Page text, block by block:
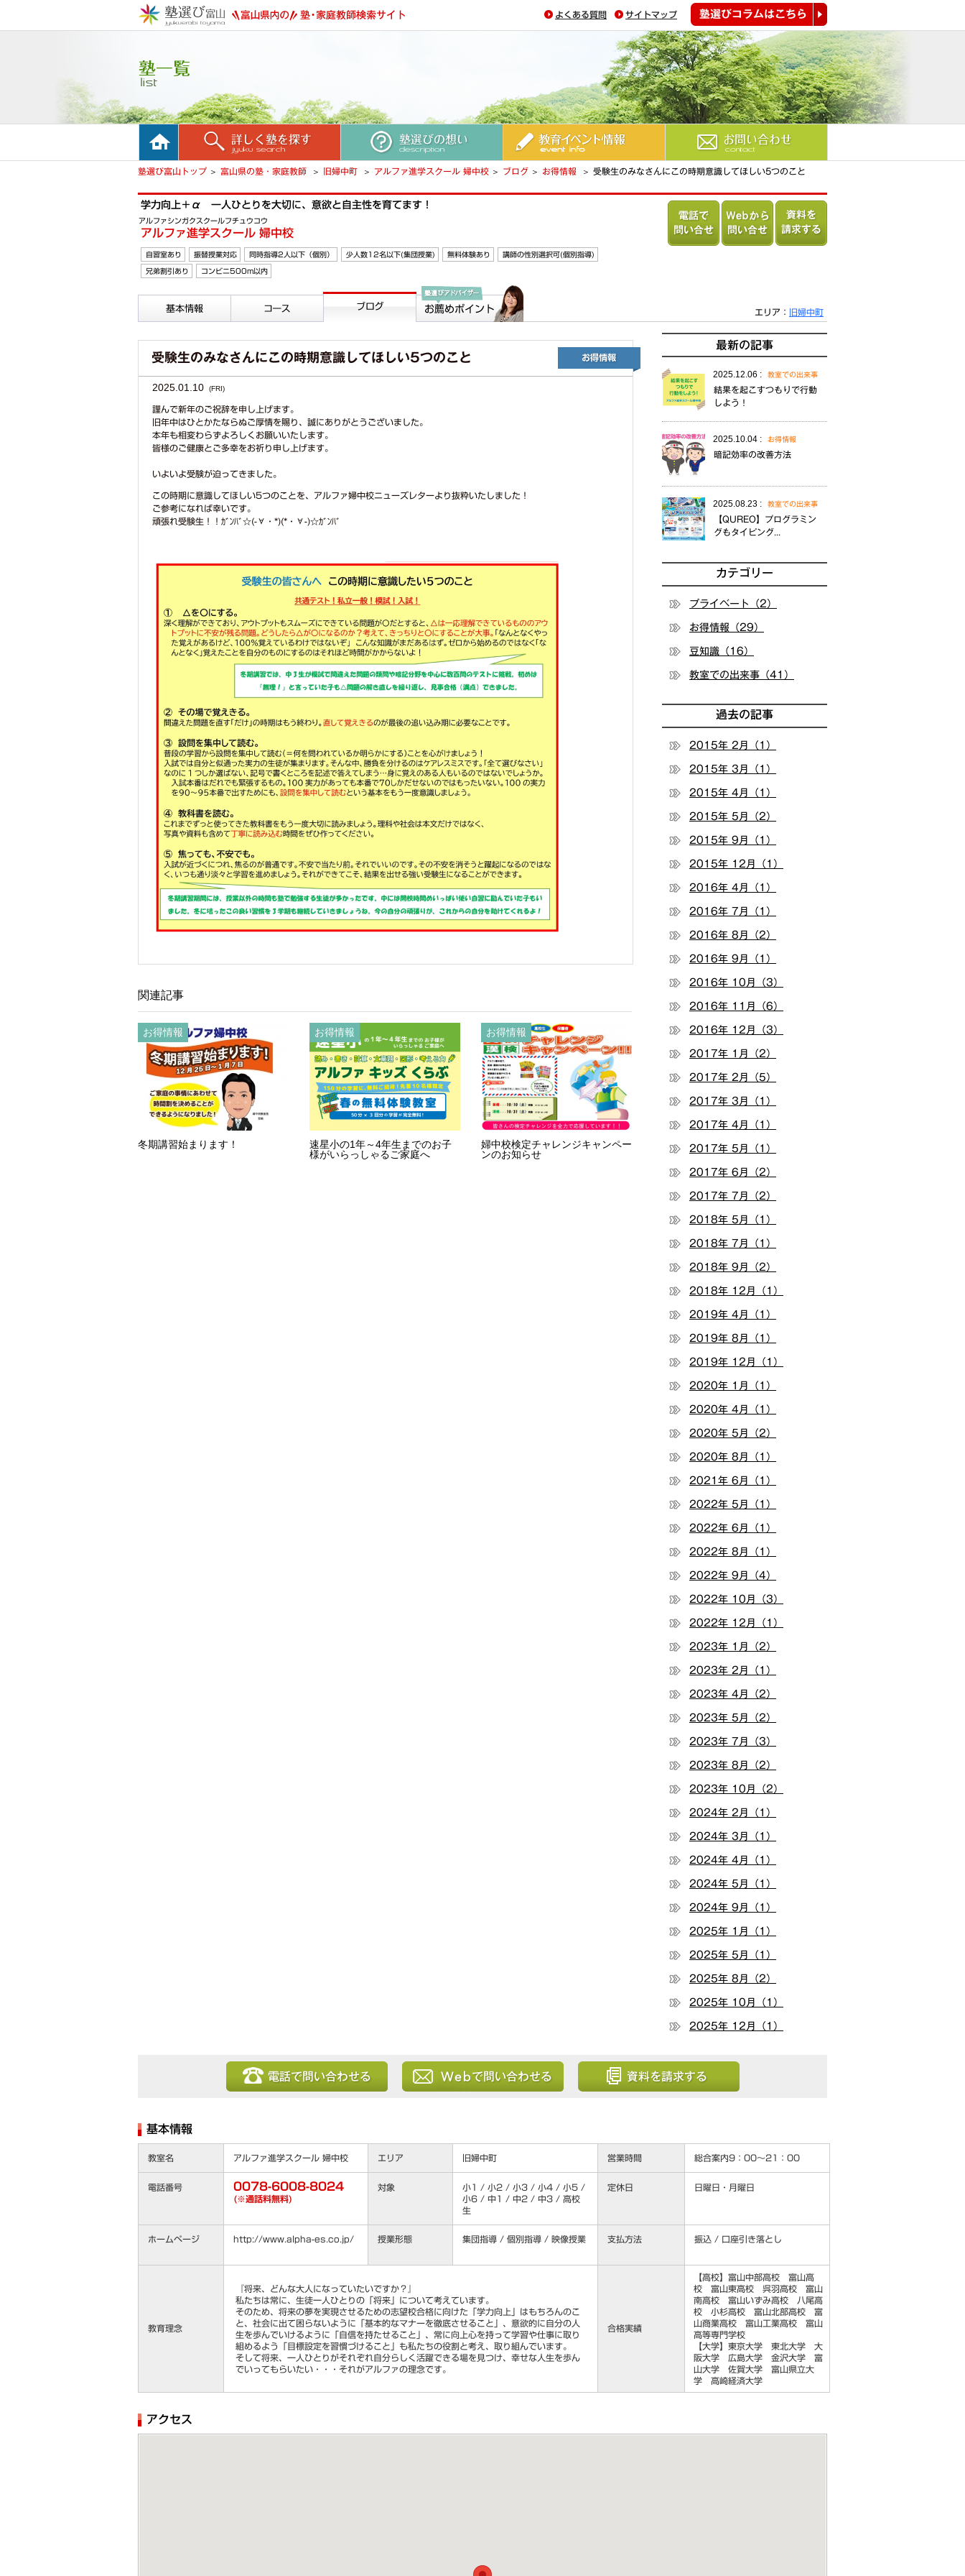
よくある質問 サイトマップ
塾選びコラムはこちら
ホーム 詳しく塾を探す 塾選びの想い 教育イベント情報 お問い合わせ
塾選び富山トップ 富山県の塾・家庭教師 旧婦中町 アルファ進学スクール 婦中校 ブログ お得情報 受験生のみなさんにこの時期意識してほしい5つのこと
学力向上＋α 一人ひとりを大切に、意欲と自主性を育てます！
アルファシンガクスクールフチュウコウ
アルファ進学スクール 婦中校
自習室あり 振替授業対応 同時指導2人以下（個別） 少人数12名以下(集団授業) 無料体験あり 講師の性別選択可(個別指導)
兄弟割引あり コンビニ500m以内
からのお薦めポイン
ト
エリア： 旧婦中町
受験生のみなさんにこの時期意識してほしい5つのこと
2025.01.10 (FRI)
謹んで新年のご祝辞を申し上げます。
旧年中はひとかたならぬご厚情を賜り、誠にありがとうございました。
本年も相変わらずよろしくお願いいたします。
皆様のご健康とご多幸をお祈り申し上げます。
いよいよ受験が迫ってきました。
この時期に意識してほしい5つのことを、アルファ婦中校ニューズレターより抜粋いたしました！
ご参考になれば幸いです。
頑張れ受験生！！ｶﾞﾝﾊﾞ☆(-∀・*)(*・∀-)☆ｶﾞﾝﾊﾞ
関連記事
お得情報
冬期講習始まります！
お得情報
速星小の1年～4年生までのお子
様がいらっしゃるご家庭へ
お得情報
婦中校検定チャレンジキャンペー
ンのお知らせ
最新の記事
2025.12.06 : 教室での出来事
結果を起こすつもりで行動
しよう！
2025.10.04 : お得情報
暗記効率の改善方法
2025.08.23 : 教室での出来事
【QUREO】プログラミン
グもタイピング...
カテゴリー
プライベート（2）
お得情報（29）
豆知識（16）
教室での出来事（41）
過去の記事
2015年 2月（1）
2015年 3月（1）
2015年 4月（1）
2015年 5月（2）
2015年 9月（1）
2015年 12月（1）
2016年 4月（1）
2016年 7月（1）
2016年 8月（2）
2016年 9月（1）
2016年 10月（3）
2016年 11月（6）
2016年 12月（3）
2017年 1月（2）
2017年 2月（5）
2017年 3月（1）
2017年 4月（1）
2017年 5月（1）
2017年 6月（2）
2017年 7月（2）
2018年 5月（1）
2018年 7月（1）
2018年 9月（2）
2018年 12月（1）
2019年 4月（1）
2019年 8月（1）
2019年 12月（1）
2020年 1月（1）
2020年 4月（1）
2020年 5月（2）
2020年 8月（1）
2021年 6月（1）
2022年 5月（1）
2022年 6月（1）
2022年 8月（1）
2022年 9月（4）
2022年 10月（3）
2022年 12月（1）
2023年 1月（2）
2023年 2月（1）
2023年 4月（2）
2023年 5月（2）
2023年 7月（3）
2023年 8月（2）
2023年 10月（2）
2024年 2月（1）
2024年 3月（1）
2024年 4月（1）
2024年 5月（1）
2024年 9月（1）
2025年 1月（1）
2025年 5月（1）
2025年 8月（2）
2025年 10月（1）
2025年 12月（1）
基本情報
教室名 アルファ進学スクール 婦中校 エリア 旧婦中町 営業時間 総合案内9：00～21：00
電話番号 0078-6008-8024
(※通話料無料)
対象
小1 / 小2 / 小3 / 小4 / 小5 /
小6 / 中1 / 中2 / 中3 / 高校
生
定休日 日曜日・月曜日
ホームページ http://www.alpha-es.co.jp/ 授業形態 集団指導 / 個別指導 / 映像授業 支払方法 振込 / 口座引き落とし
教育理念
『将来、どんな大人になっていたいですか？』
私たちは常に、生徒一人ひとりの「将来」について考えています。
そのため、将来の夢を実現させるための志望校合格に向けた「学力向上」はもちろんのこ
と、社会に出て困らないように「基本的なマナーを徹底させること」、意欲的に自分の人
生を歩んでいけるように「自信を持たせること」、常に向上心を持って学習や仕事に取り
組めるよう「目標設定を習慣づけること」も私たちの役割と考え、取り組んでいます。
そして将来、一人ひとりがそれぞれ自分らしく活躍できる場を見つけ、幸せな人生を歩ん
でいってもらいたい・・・それがアルファの理念です。
合格実績
【高校】富山中部高校 富山高
校 富山東高校 呉羽高校 富山
南高校 富山いずみ高校 八尾高
校 小杉高校 富山北部高校 富
山商業高校 富山工業高校 富山
高等専門学校
【大学】東京大学 東北大学 大
阪大学 広島大学 金沢大学 富
山大学 佐賀大学 富山県立大
学 高崎経済大学
アクセス